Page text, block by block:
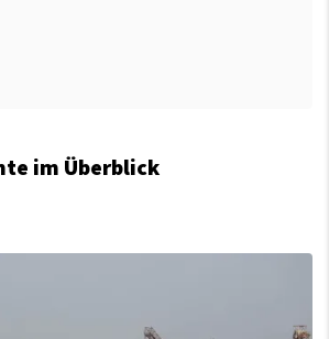
im Überblick